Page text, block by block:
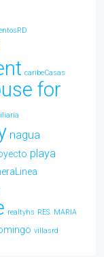
caribeCasas
for
nagua
playa
realtyhs RES. MARIA
villasrd